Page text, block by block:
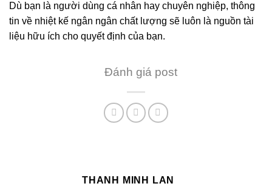
Dù bạn là người dùng cá nhân hay chuyên nghiệp, thông
tin về nhiệt kế ngân ngân chất lượng sẽ luôn là nguồn tài
liệu hữu ích cho quyết định của bạn.
Đánh giá post
THANH MINH LAN